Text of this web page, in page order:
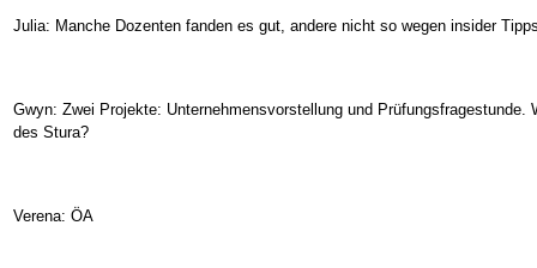
Julia: Manche Dozenten fanden es gut, andere nicht so wegen insider
Gwyn: Zwei Projekte: Unternehmensvorstellung und Prüfungsfragestunde.
des Stura?
Verena: ÖA